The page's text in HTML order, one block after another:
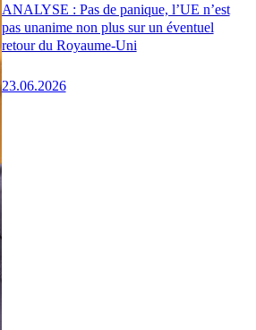
ANALYSE : Pas de panique, l’UE n’est
pas unanime non plus sur un éventuel
retour du Royaume-Uni
23.06.2026